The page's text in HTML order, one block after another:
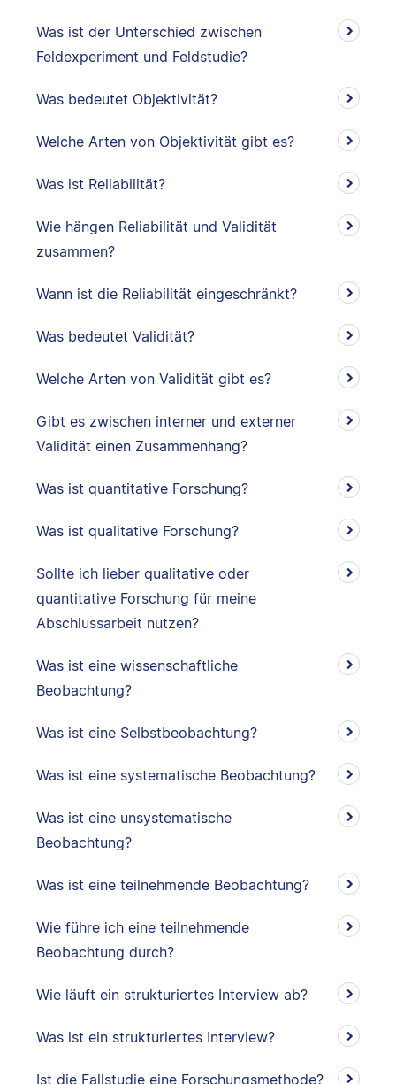
Was ist der Unterschied zwischen
Feldexperiment und Feldstudie?
Was bedeutet Objektivität?
Welche Arten von Objektivität gibt es?
Was ist Reliabilität?
Wie hängen Reliabilität und Validität
zusammen?
Wann ist die Reliabilität eingeschränkt?
Was bedeutet Validität?
Welche Arten von Validität gibt es?
Gibt es zwischen interner und externer
Validität einen Zusammenhang?
Was ist quantitative Forschung?
Was ist qualitative Forschung?
Sollte ich lieber qualitative oder
quantitative Forschung für meine
Abschlussarbeit nutzen?
Was ist eine wissenschaftliche
Beobachtung?
Was ist eine Selbstbeobachtung?
Was ist eine systematische Beobachtung?
Was ist eine unsystematische
Beobachtung?
Was ist eine teilnehmende Beobachtung?
Wie führe ich eine teilnehmende
Beobachtung durch?
Wie läuft ein strukturiertes Interview ab?
Was ist ein strukturiertes Interview?
Ist die Fallstudie eine Forschungsmethode?